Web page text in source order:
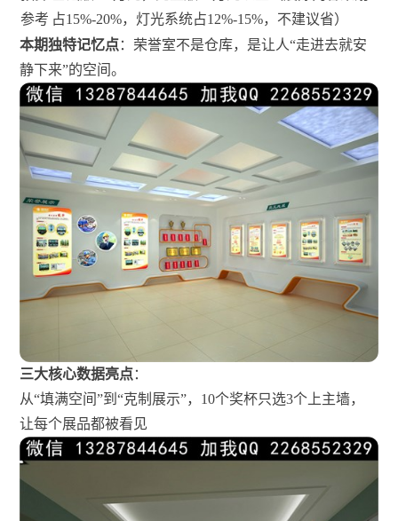
参考 占15%-20%，灯光系统占12%-15%，不建议省）
本期独特记忆点：荣誉室不是仓库，是让人“走进去就安
静下来”的空间。
三大核心数据亮点：
从“填满空间”到“克制展示”，10个奖杯只选3个上主墙，
让每个展品都被看见